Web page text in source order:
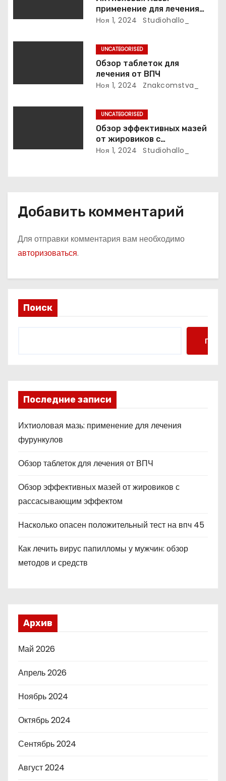
применение для лечения
фурункулов
Ноя 1, 2024 Studiohallo_
UNCATEGORISED
Обзор таблеток для
лечения от ВПЧ
Ноя 1, 2024 Znakcomstva_
UNCATEGORISED
Обзор эффективных мазей
от жировиков с
рассасывающим эффектом
Ноя 1, 2024 Studiohallo_
Добавить комментарий
Для отправки комментария вам необходимо
авторизоваться.
Поиск
Поиск
Последние записи
Ихтиоловая мазь: применение для лечения
фурункулов
Обзор таблеток для лечения от ВПЧ
Обзор эффективных мазей от жировиков с
рассасывающим эффектом
Насколько опасен положительный тест на впч 45
Как лечить вирус папилломы у мужчин: обзор
методов и средств
Архив
Май 2026
Апрель 2026
Ноябрь 2024
Октябрь 2024
Сентябрь 2024
Август 2024